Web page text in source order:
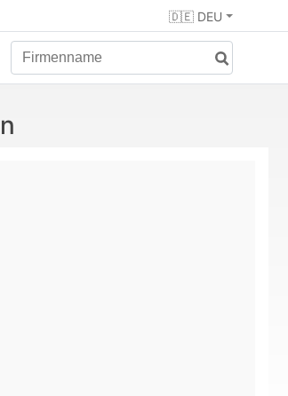
🇩🇪 DEU